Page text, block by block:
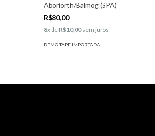
Aboriorth/Balmog (SPA)
R$80,00
8x de R$10,00sem juros
DEMO TAPE IMPORTADA